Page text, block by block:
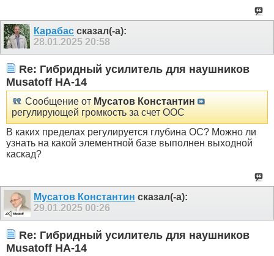
Карабас сказал(-а):
28.01.2025 20:58
Re: Гибридный усилитель для наушников
Musatoff HA-14
Сообщение от Мусатов Константин
регулирующей громкость за счет ООС
В каких пределах регулируется глубина ОС? Можно ли
узнать на какой элементной базе выполнен выходной
каскад?
Мусатов Константин сказал(-а):
29.01.2025 00:26
Re: Гибридный усилитель для наушников
Musatoff HA-14